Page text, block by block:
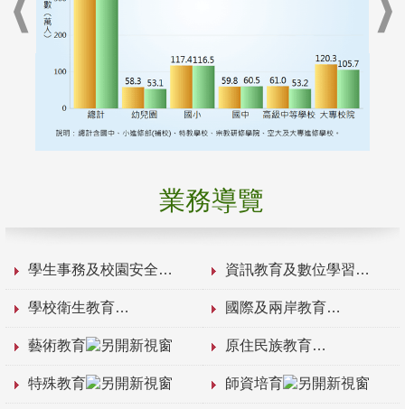
業務導覽
學生事務及校園安全 資訊教育及數位學習
學校衛生教育 國際及兩岸教育
藝術教育 原住民族教育
特殊教育 師資培育